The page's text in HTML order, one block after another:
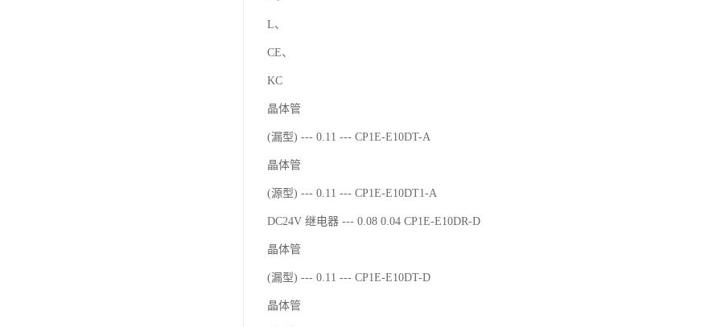
L、
CE、
KC
晶体管
(漏型) --- 0.11 --- CP1E-E10DT-A
晶体管
(源型) --- 0.11 --- CP1E-E10DT1-A
DC24V 继电器 --- 0.08 0.04 CP1E-E10DR-D
晶体管
(漏型) --- 0.11 --- CP1E-E10DT-D
晶体管